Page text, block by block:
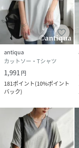
antiqua
カットソー・Tシャツ
1,991円
181ポイント(10%ポイント
バック)